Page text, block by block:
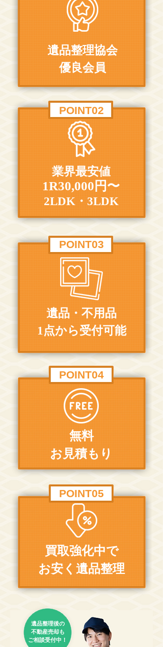
遺品整理協会
優良会員
POINT02
業界最安値
1R30,000円〜
2LDK・3LDK
POINT03
遺品・不用品
1点から受付可能
POINT04
無料
お見積もり
POINT05
買取強化中で
お安く遺品整理
遺品整理後の​
不動産売却も​
ご相談受付中！